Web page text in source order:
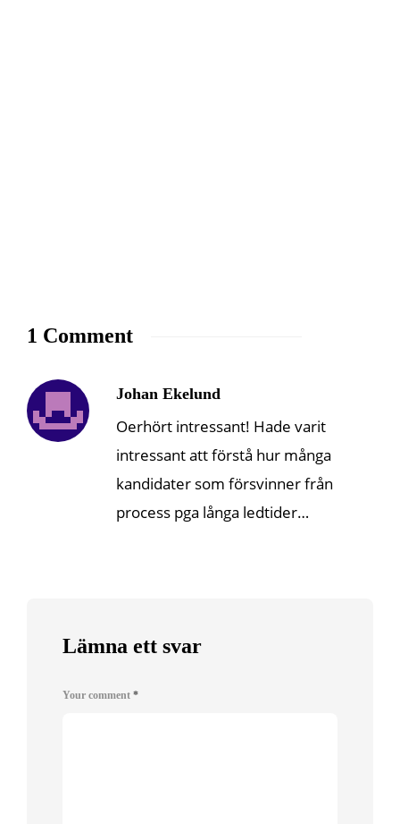
1 Comment
Johan Ekelund
Oerhört intressant! Hade varit
intressant att förstå hur många
kandidater som försvinner från
process pga långa ledtider…
Lämna ett svar
Your comment *